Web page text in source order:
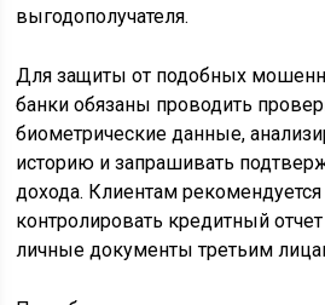
выгодополучателя.
Для защиты от подобных
банки обязаны проводить
биометрические данные,
историю и запрашивать
дохода. Клиентам рекомендуется
контролировать кредитный
личные документы третьим